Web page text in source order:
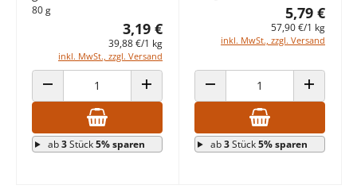
80 g
3,19 €
39,88 €/1 kg
inkl. MwSt., zzgl. Versand
ANZAHL VERRINGERN ANZAHL ERHÖHEN
ab3Stück5% sparen
5,79 €
57,90 €/1 kg
inkl. MwSt., zzgl. Versand
ANZAHL VERRINGERN ANZAHL
ab3Stück5% sparen